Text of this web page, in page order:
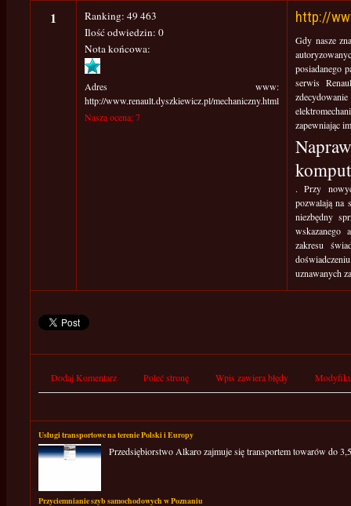
1
Ranking: 49 463
Ilość odwiedzin: 0
Nota końcowa:
Adres www:
http://www.renault.dyszkiewicz.pl/mechaniczny.html
Nasza ocena: 7
http://
Gdy nasze
posiadanego
serwis
zapewniając
. Przy
pozwalają na
niezbędny
wskazanego
zakresu
uznawanych
Dodaj Komentarz Poleć stronę Wpis zawiera błędy
Usługi transportowe na terenie Polski i Europy
Przedsiębiorstwo Alkaro zajmuje się transportem towarów do
Przyciemnianie szyb samochodowych w Poznaniu